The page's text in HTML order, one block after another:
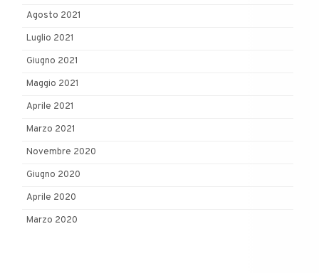
Agosto 2021
Luglio 2021
Giugno 2021
Maggio 2021
Aprile 2021
Marzo 2021
Novembre 2020
Giugno 2020
Aprile 2020
Marzo 2020